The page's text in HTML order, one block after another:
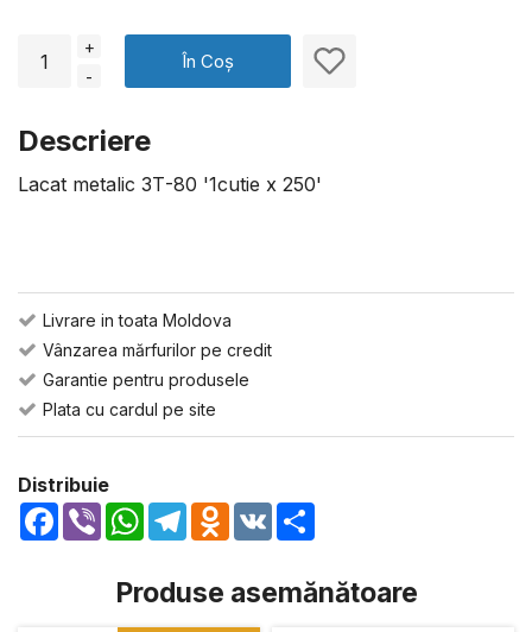
+
-
În Coș
Descriere
Lacat metalic ЗТ-80 '1cutie x 250'
Livrare in toata Moldova
Vânzarea mărfurilor pe credit
Garantie pentru produsele
Plata cu cardul pe site
Distribuie
Facebook
Viber WhatsApp
TelegramOdnoklassniki
VK
Produse asemănătoare